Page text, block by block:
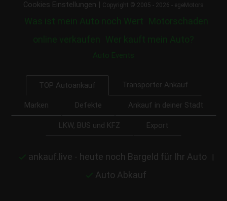
Cookies Einstellungen Copyright © 2005 - 2026 - egeMotors
Was ist mein Auto noch Wert Motorschaden
online verkaufen
Wer kauft mein Auto?
Auto Events
TOP Autoankauf Transporter Ankauf
Marken Defekte Ankauf in deiner Stadt
LKW, BUS und KFZ Export
ankauf.live - heute noch Bargeld für Ihr Auto
Auto Abkauf